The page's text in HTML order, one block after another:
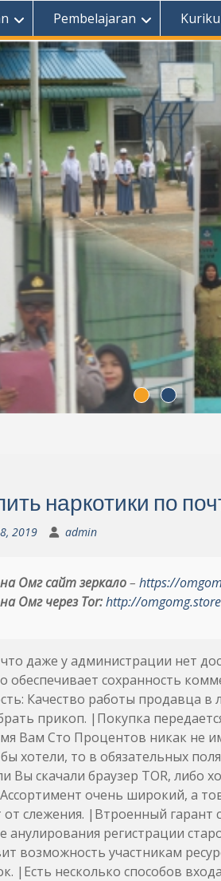
Pembelajaran
наркотики по
2019 admin
Омг сайт зеркало– https://
Омг через Tor: http://omgomg.store
даже у администрации нет
обеспечивает сохранность
Качество работы продавца
прикоп. |Покупка
Вам Сто Процентов никак не
хотели, то в обязательных
Вы скачали браузер TOR, либо
очень широкий, а
слежения. |Втроенный гарант
анулирования регистрации
возможность участникам
|Есть несколько способов